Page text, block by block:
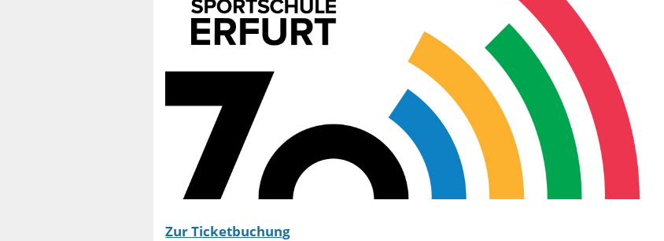
Zur Ticketbuchung